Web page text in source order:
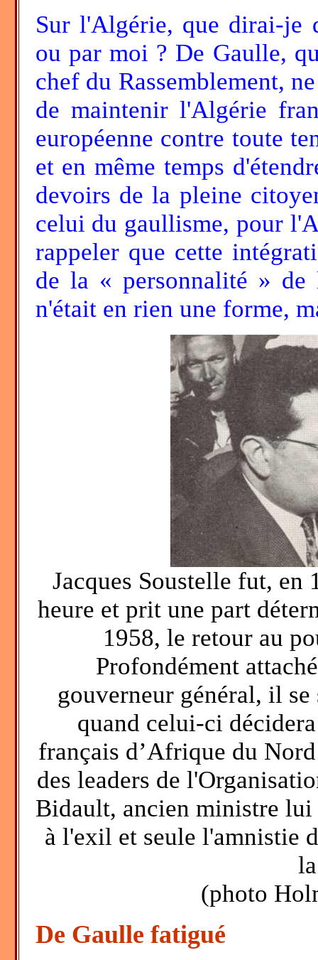
Sur l'Algérie, que dirai-je
ou par moi ? De Gaulle,
chef du Rassemblement,
de maintenir l'Algérie
européenne contre toute
et en même temps
devoirs de la pleine
celui du gaullisme, pour
rappeler que cette
de la « personnalité »
n'était en rien une forme,
Jacques Soustelle fut,
heure et prit une part
1958, le retour au
Profondément
gouverneur général, il
quand celui-ci
français d’Afrique du
des leaders de
Bidault, ancien ministre
à l'exil et seule l'amnistie
(photo
De Gaulle fatigué